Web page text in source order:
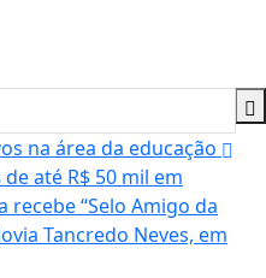
na área da educação
até R$ 50 mil em
recebe “Selo Amigo da
Tancredo Neves, em